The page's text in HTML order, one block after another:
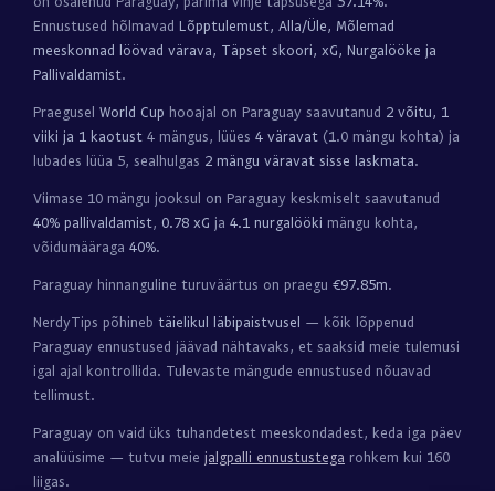
Ennustused hõlmavad Lõpptulemust, Alla/Üle, Mõlemad
meeskonnad löövad värava, Täpset skoori, xG, Nurgalööke ja
Pallivaldamist.
Praegusel World Cup hooajal on Paraguay saavutanud 2 võitu, 1
viiki ja 1 kaotust 4 mängus, lüües 4 väravat (1.0 mängu kohta) ja
lubades lüüa 5, sealhulgas 2 mängu väravat sisse laskmata.
Viimase 10 mängu jooksul on Paraguay keskmiselt saavutanud
40% pallivaldamist, 0.78 xG ja 4.1 nurgalööki mängu kohta,
võidumääraga 40%.
Paraguay hinnanguline turuväärtus on praegu €97.85m.
NerdyTips põhineb täielikul läbipaistvusel — kõik lõppenud
Paraguay ennustused jäävad nähtavaks, et saaksid meie tulemusi
igal ajal kontrollida. Tulevaste mängude ennustused nõuavad
tellimust.
Paraguay on vaid üks tuhandetest meeskondadest, keda iga päev
analüüsime — tutvu meie jalgpalli ennustustega rohkem kui 160
liigas.